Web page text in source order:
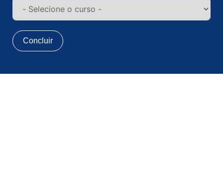
Concluir